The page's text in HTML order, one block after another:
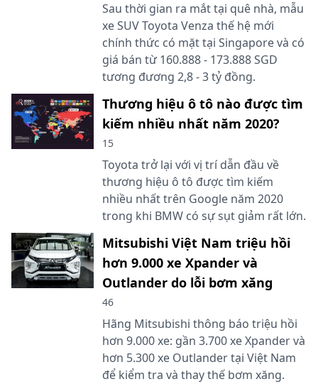
Sau thời gian ra mắt tại quê nhà, mẫu
xe SUV Toyota Venza thế hệ mới
chính thức có mặt tại Singapore và có
giá bán từ 160.888 - 173.888 SGD
tương đương 2,8 - 3 tỷ đồng.
Thương hiệu ô tô nào được tìm
kiếm nhiều nhất năm 2020?
15
Toyota trở lại với vị trí dẫn đầu về
thương hiệu ô tô được tìm kiếm
nhiều nhất trên Google năm 2020
trong khi BMW có sự sụt giảm rất lớn.
Mitsubishi Việt Nam triệu hồi
hơn 9.000 xe Xpander và
Outlander do lỗi bơm xăng
46
Hãng Mitsubishi thông báo triệu hồi
hơn 9.000 xe: gần 3.700 xe Xpander và
hơn 5.300 xe Outlander tại Việt Nam
để kiểm tra và thay thế bơm xăng.